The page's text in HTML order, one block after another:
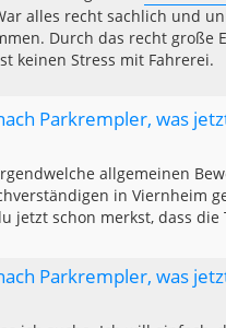
alles recht sachlich und
Durch das recht große
keinen Stress mit Fahrerei.
Parkrempler, was
allgemeinen
in Viernheim
jetzt schon merkst, dass
Parkrempler, was